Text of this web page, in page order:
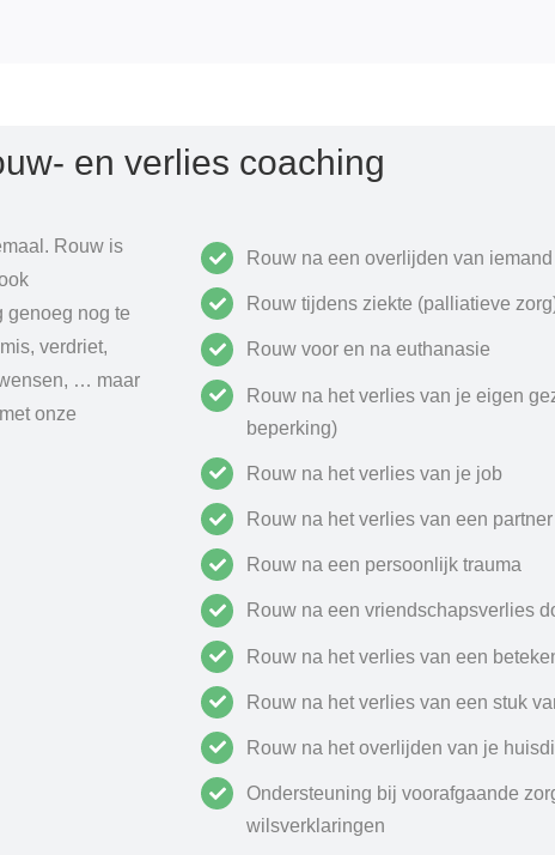
en verlies coaching
Rouw is
genoeg nog te
verdriet,
… maar
onze
Rouw na een overlijden van
Rouw tijdens ziekte (palliatieve
Rouw voor en na euthanasie
Rouw na het verlies van je eigen
beperking)
Rouw na het verlies van je job
Rouw na het verlies van een
Rouw na een persoonlijk trauma
Rouw na een vriendschapsverlies
Rouw na het verlies van een
Rouw na het verlies van een stuk
Rouw na het overlijden van je
Ondersteuning bij voorafgaande
wilsverklaringen